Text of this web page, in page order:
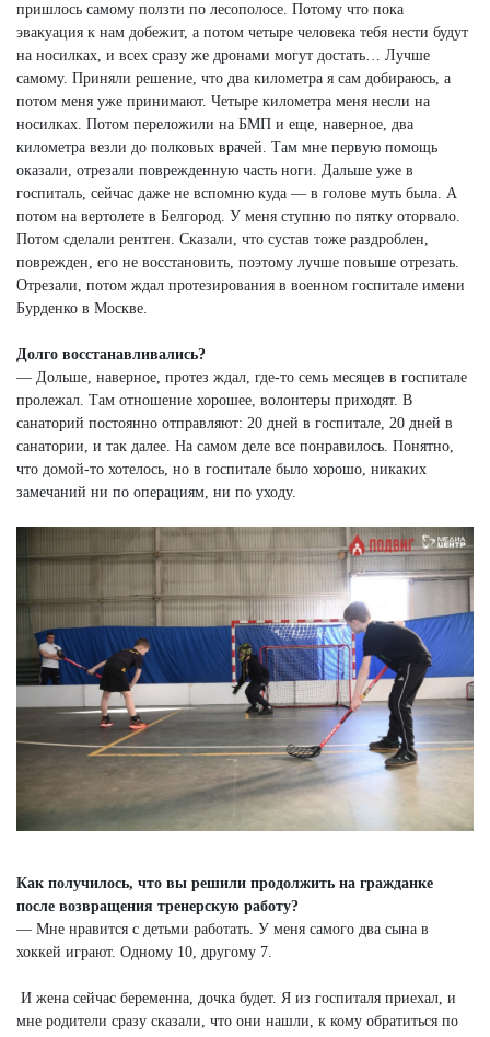
пришлось самому ползти по лесополосе. Потому что пока
эвакуация к нам добежит, а потом четыре человека тебя нести будут
на носилках, и всех сразу же дронами могут достать… Лучше
самому. Приняли решение, что два километра я сам добираюсь, а
потом меня уже принимают. Четыре километра меня несли на
носилках. Потом переложили на БМП и еще, наверное, два
километра везли до полковых врачей. Там мне первую помощь
оказали, отрезали поврежденную часть ноги. Дальше уже в
госпиталь, сейчас даже не вспомню куда — в голове муть была. А
потом на вертолете в Белгород. У меня ступню по пятку оторвало.
Потом сделали рентген. Сказали, что сустав тоже раздроблен,
поврежден, его не восстановить, поэтому лучше повыше отрезать.
Отрезали, потом ждал протезирования в военном госпитале имени
Бурденко в Москве.
Долго восстанавливались?
— Дольше, наверное, протез ждал, где-то семь месяцев в госпитале
пролежал. Там отношение хорошее, волонтеры приходят. В
санаторий постоянно отправляют: 20 дней в госпитале, 20 дней в
санатории, и так далее. На самом деле все понравилось. Понятно,
что домой-то хотелось, но в госпитале было хорошо, никаких
замечаний ни по операциям, ни по уходу.
Как получилось, что вы решили продолжить на гражданке
после возвращения тренерскую работу?
— Мне нравится с детьми работать. У меня самого два сына в
хоккей играют. Одному 10, другому 7.
И жена сейчас беременна, дочка будет. Я из госпиталя приехал, и
мне родители сразу сказали, что они нашли, к кому обратиться по